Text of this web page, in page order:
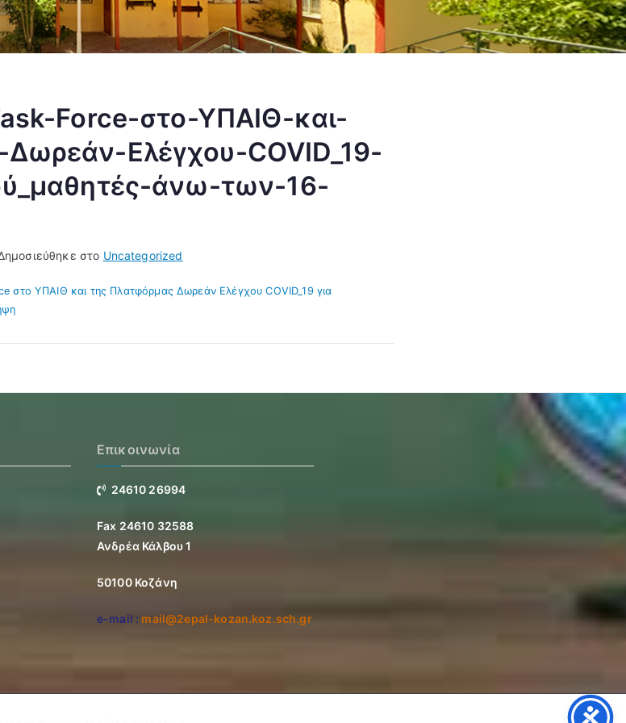
Force-στο-ΥΠΑΙΘ-και-
Ελέγχου-COVID_19-
άνω-των-16-
στο Uncategorized
στο ΥΠΑΙΘ και της Πλατφόρμας Δωρεάν Ελέγχου COVID_19 για
Επικοινωνία
24610 26994
Fax 24610 32588
Ανδρέα Κάλβου 1
50100 Κοζάνη
e-mail : mail@2epal-kozan.koz.sch.gr